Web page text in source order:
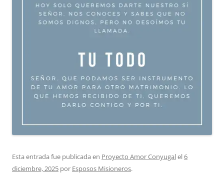
Esta entrada fue publicada en Proyecto Amor Conyugalel6
diciembre, 2025 por Esposos Misioneros.